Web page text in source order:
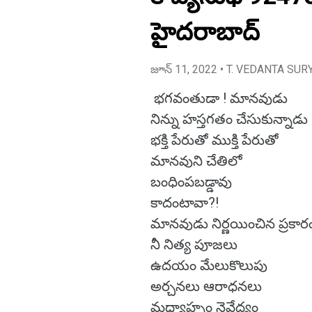
హైదరాబాద్
జూన్ 11, 2022 • T. VEDANTA
భగవంతుడా ! మానవుడు
నిన్ను హస్తగతం చేసుకున్నాడు
భక్తి పేరుతో ముక్తి పేరుతో
మానవుని చేతిలో
బంధింపబడ్డావు
కాదంటావా?!
మానవుడు నిర్ణయించిన
నీ నిత్య పూజలు
ఉదయం మేలుకొలుపు
అర్చనలు ఆరాధనలు
మధ్యాహ్నం నైవేద్యం